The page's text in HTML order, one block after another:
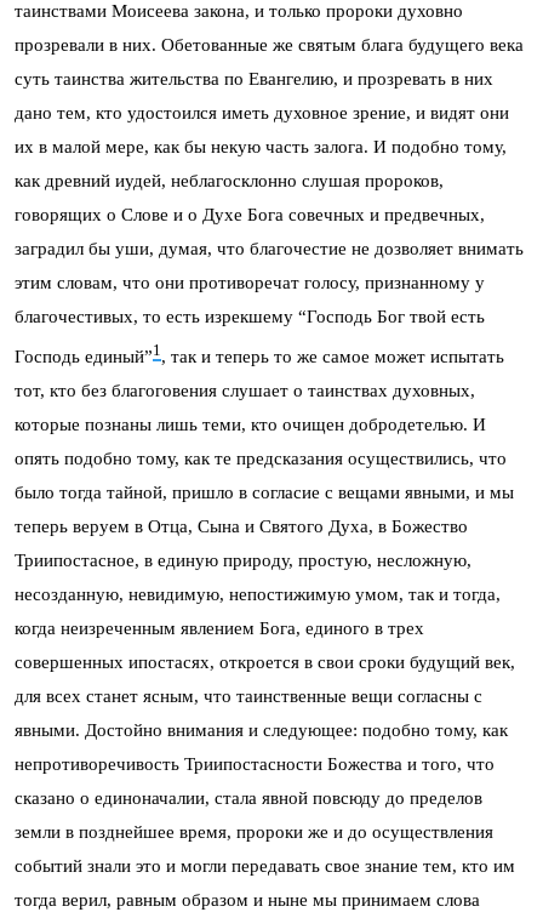
таинствами Моисеева закона, и только пророки духовно
прозревали в них. Обетованные же святым блага будущего века
суть таинства жительства по Евангелию, и прозревать в них
дано тем, кто удостоился иметь духовное зрение, и видят они
их в малой мере, как бы некую часть залога. И подобно тому,
как древний иудей, неблагосклонно слушая пророков,
говорящих о Слове и о Духе Бога совечных и предвечных,
заградил бы уши, думая, что благочестие не дозволяет внимать
этим словам, что они противоречат голосу, признанному у
благочестивых, то есть изрекшему “Господь Бог твой есть
Господь единый”1, так и теперь то же самое может испытать
тот, кто без благоговения слушает о таинствах духовных,
которые познаны лишь теми, кто очищен добродетелью. И
опять подобно тому, как те предсказания осуществились, что
было тогда тайной, пришло в согласие с вещами явными, и мы
теперь веруем в Отца, Сына и Святого Духа, в Божество
Триипостасное, в единую природу, простую, несложную,
несозданную, невидимую, непостижимую умом, так и тогда,
когда неизреченным явлением Бога, единого в трех
совершенных ипостасях, откроется в свои сроки будущий век,
для всех станет ясным, что таинственные вещи согласны с
явными. Достойно внимания и следующее: подобно тому, как
непротиворечивость Триипостасности Божества и того, что
сказано о единоначалии, стала явной повсюду до пределов
земли в позднейшее время, пророки же и до осуществления
событий знали это и могли передавать свое знание тем, кто им
тогда верил, равным образом и ныне мы принимаем слова